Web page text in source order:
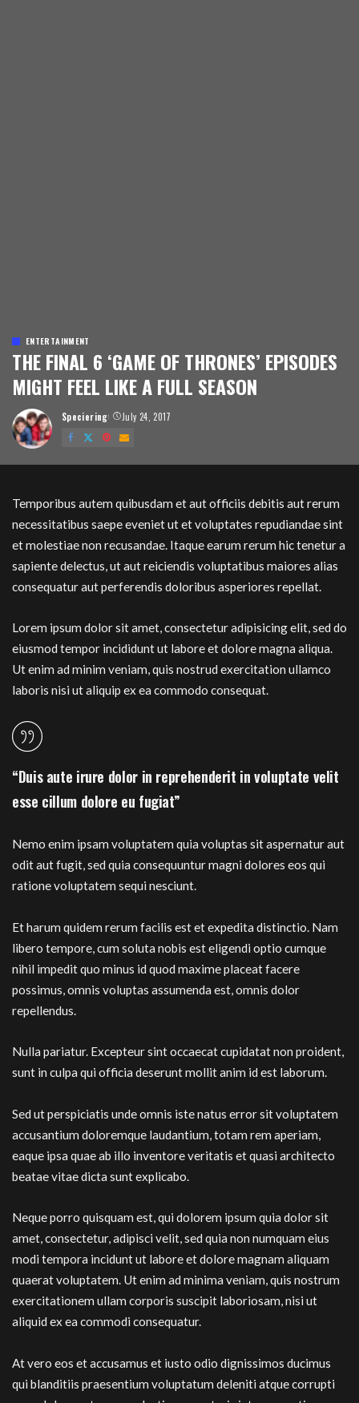
ENTERTAINMENT
THE FINAL 6 ‘GAME OF THRONES’ EPISODES
MIGHT FEEL LIKE A FULL SEASON
Posted
by
Speciering July 24, 2017
Temporibus autem quibusdam et aut officiis debitis aut rerum
necessitatibus saepe eveniet ut et voluptates repudiandae sint
et molestiae non recusandae. Itaque earum rerum hic tenetur a
sapiente delectus, ut aut reiciendis voluptatibus maiores alias
consequatur aut perferendis doloribus asperiores repellat.
Lorem ipsum dolor sit amet, consectetur adipisicing elit, sed do
eiusmod tempor incididunt ut labore et dolore magna aliqua.
Ut enim ad minim veniam, quis nostrud exercitation ullamco
laboris nisi ut aliquip ex ea commodo consequat.
“Duis aute irure dolor in reprehenderit in voluptate velit
esse cillum dolore eu fugiat”
Nemo enim ipsam voluptatem quia voluptas sit aspernatur aut
odit aut fugit, sed quia consequuntur magni dolores eos qui
ratione voluptatem sequi nesciunt.
Et harum quidem rerum facilis est et expedita distinctio. Nam
libero tempore, cum soluta nobis est eligendi optio cumque
nihil impedit quo minus id quod maxime placeat facere
possimus, omnis voluptas assumenda est, omnis dolor
repellendus.
Nulla pariatur. Excepteur sint occaecat cupidatat non proident,
sunt in culpa qui officia deserunt mollit anim id est laborum.
Sed ut perspiciatis unde omnis iste natus error sit voluptatem
accusantium doloremque laudantium, totam rem aperiam,
eaque ipsa quae ab illo inventore veritatis et quasi architecto
beatae vitae dicta sunt explicabo.
Neque porro quisquam est, qui dolorem ipsum quia dolor sit
amet, consectetur, adipisci velit, sed quia non numquam eius
modi tempora incidunt ut labore et dolore magnam aliquam
quaerat voluptatem. Ut enim ad minima veniam, quis nostrum
exercitationem ullam corporis suscipit laboriosam, nisi ut
aliquid ex ea commodi consequatur.
At vero eos et accusamus et iusto odio dignissimos ducimus
qui blanditiis praesentium voluptatum deleniti atque corrupti